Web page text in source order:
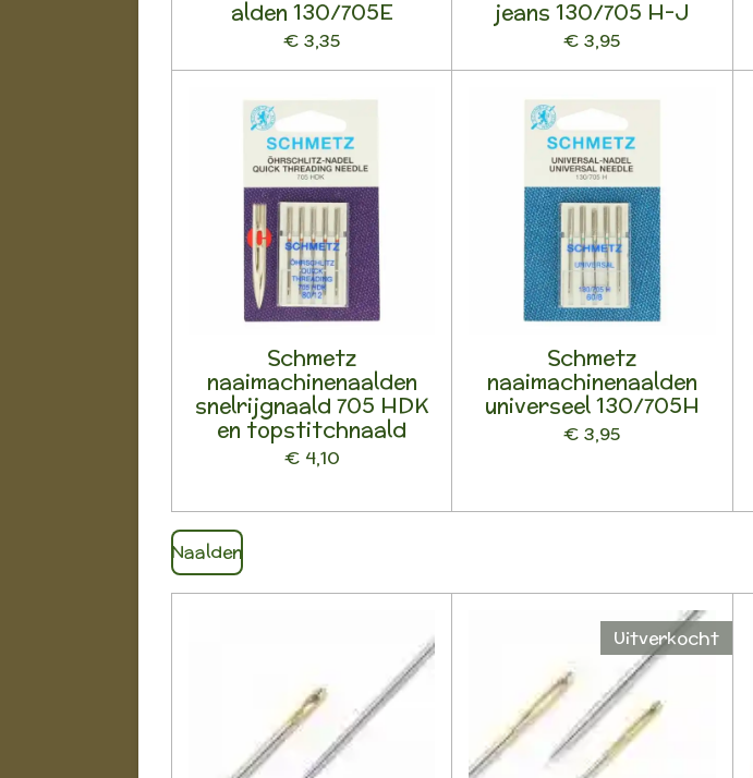
alden 130/705E
€ 3,35
jeans 130/705 H-J
€ 3,95
Schmetz
naaimachinenaalden
snelrijgnaald 705 HDK
en topstitchnaald
€ 4,10
Schmetz
naaimachinenaalden
universeel 130/705H
€ 3,95
Naalden
Uitverkocht